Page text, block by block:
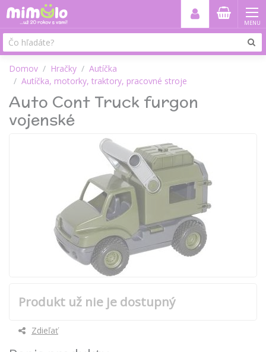
MENU
Domov Hračky
Autíčka
Autíčka, motorky, traktory, pracovné stroje
Auto Cont Truck furgon
vojenské
Produkt už nie je dostupný
Zdieľať